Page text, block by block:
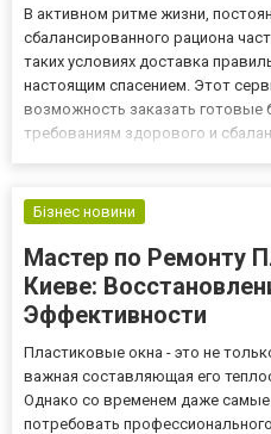
В активном ритме жизни,
сбалансированного рациона
таких условиях доставка
настоящим спасением. Этот
возможность заказать
требованиям здорового и
повседневной жизни приготов...
Бізнес новини
Мастер по Ремонту
Киеве:
Эффективности
Пластиковые окна - это не
важная составляющая его
Однако со временем даже
потребовать